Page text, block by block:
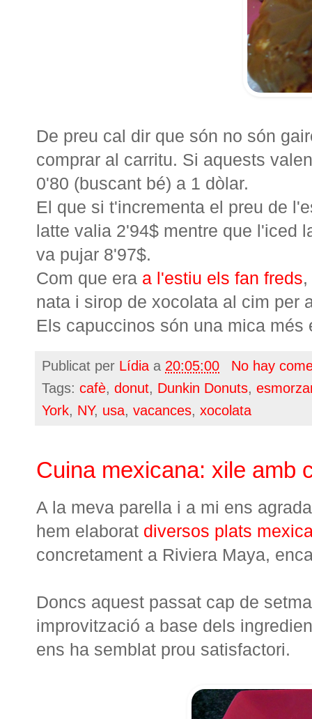
De preu cal dir que són no són
comprar al carritu. Si aquests
0'80 (buscant bé) a 1 dòlar.
El que si t'incrementa el preu de
latte valia 2'94$ mentre que l'iced
va pujar 8'97$.
Com que era a l'estiu els fan freds
nata i sirop de xocolata al cim per
Els capuccinos són una mica
Publicat per Lídia a 20:05:00
No hay
Tags: cafè, donut, Dunkin Donuts,
York, NY, usa, vacances, xocolata
Cuina mexicana: xile amb
A la meva parella i a mi ens
hem elaborat diversos plats
concretament a Riviera Maya,
Doncs aquest passat cap de
improvització a base dels
ens ha semblat prou satisfactori.